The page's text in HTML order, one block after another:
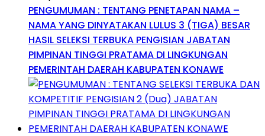
PENGUMUMAN : TENTANG PENETAPAN NAMA –
NAMA YANG DINYATAKAN LULUS 3 (TIGA) BESAR
HASIL SELEKSI TERBUKA PENGISIAN JABATAN
PIMPINAN TINGGI PRATAMA DI LINGKUNGAN
PEMERINTAH DAERAH KABUPATEN KONAWE